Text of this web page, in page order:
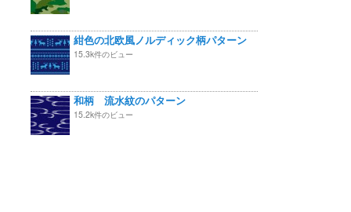
紺色の北欧風ノルディック柄パターン
15.3k件のビュー
和柄 流水紋のパターン
15.2k件のビュー